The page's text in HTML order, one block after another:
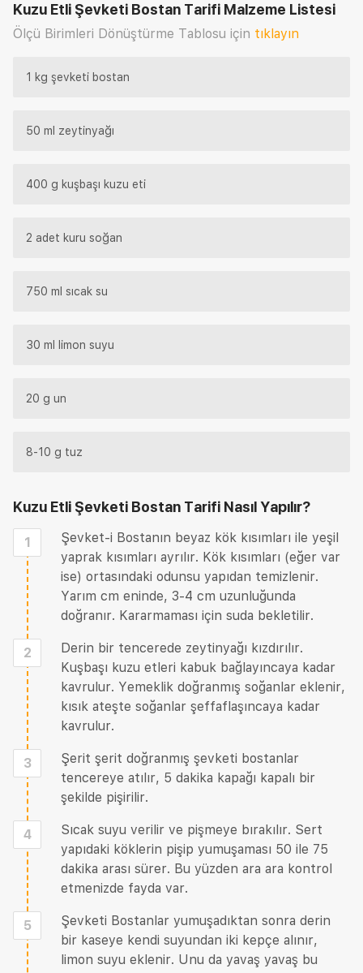
Kuzu Etli Şevketi Bostan Tarifi Malzeme Listesi
Ölçü Birimleri Dönüştürme Tablosu için tıklayın
1 kg şevketi bostan
50 ml zeytinyağı
400 g kuşbaşı kuzu eti
2 adet kuru soğan
750 ml sıcak su
30 ml limon suyu
20 g un
8-10 g tuz
Kuzu Etli Şevketi Bostan Tarifi Nasıl Yapılır?
1
Şevket-i Bostanın beyaz kök kısımları ile yeşil
yaprak kısımları ayrılır. Kök kısımları (eğer var
ise) ortasındaki odunsu yapıdan temizlenir.
Yarım cm eninde, 3-4 cm uzunluğunda
doğranır. Kararmaması için suda bekletilir.
2
Derin bir tencerede zeytinyağı kızdırılır.
Kuşbaşı kuzu etleri kabuk bağlayıncaya kadar
kavrulur. Yemeklik doğranmış soğanlar eklenir,
kısık ateşte soğanlar şeffaflaşıncaya kadar
kavrulur.
3
Şerit şerit doğranmış şevketi bostanlar
tencereye atılır, 5 dakika kapağı kapalı bir
şekilde pişirilir.
4
Sıcak suyu verilir ve pişmeye bırakılır. Sert
yapıdaki köklerin pişip yumuşaması 50 ile 75
dakika arası sürer. Bu yüzden ara ara kontrol
etmenizde fayda var.
5
Şevketi Bostanlar yumuşadıktan sonra derin
bir kaseye kendi suyundan iki kepçe alınır,
limon suyu eklenir. Unu da yavaş yavaş bu